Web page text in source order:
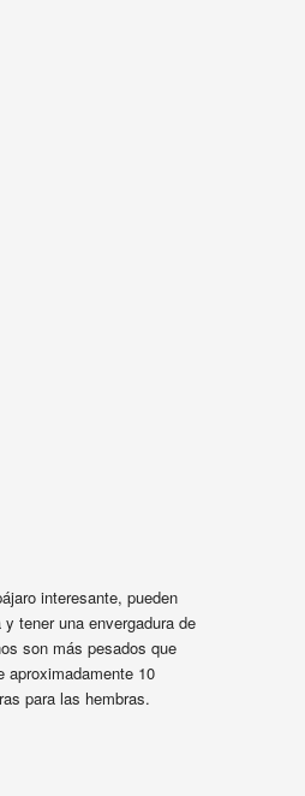
interesante, pueden
tener una envergadura de
son más pesados que
aproximadamente 10
para las hembras.